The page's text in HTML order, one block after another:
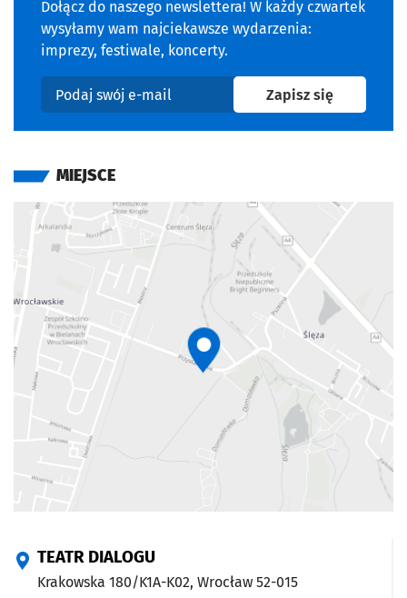
Dołącz do naszego newslettera! W każdy czwartek
wysyłamy wam najciekawsze wydarzenia:
imprezy, festiwale, koncerty.
Podaj swój e-mail
Zapisz sięna
MIEJSCE
TEATR DIALOGU
Krakowska 180/K1A-K02, Wrocław 52-015